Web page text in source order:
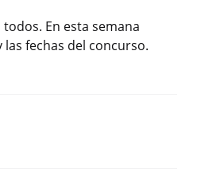
En esta semana
las fechas del concurso.